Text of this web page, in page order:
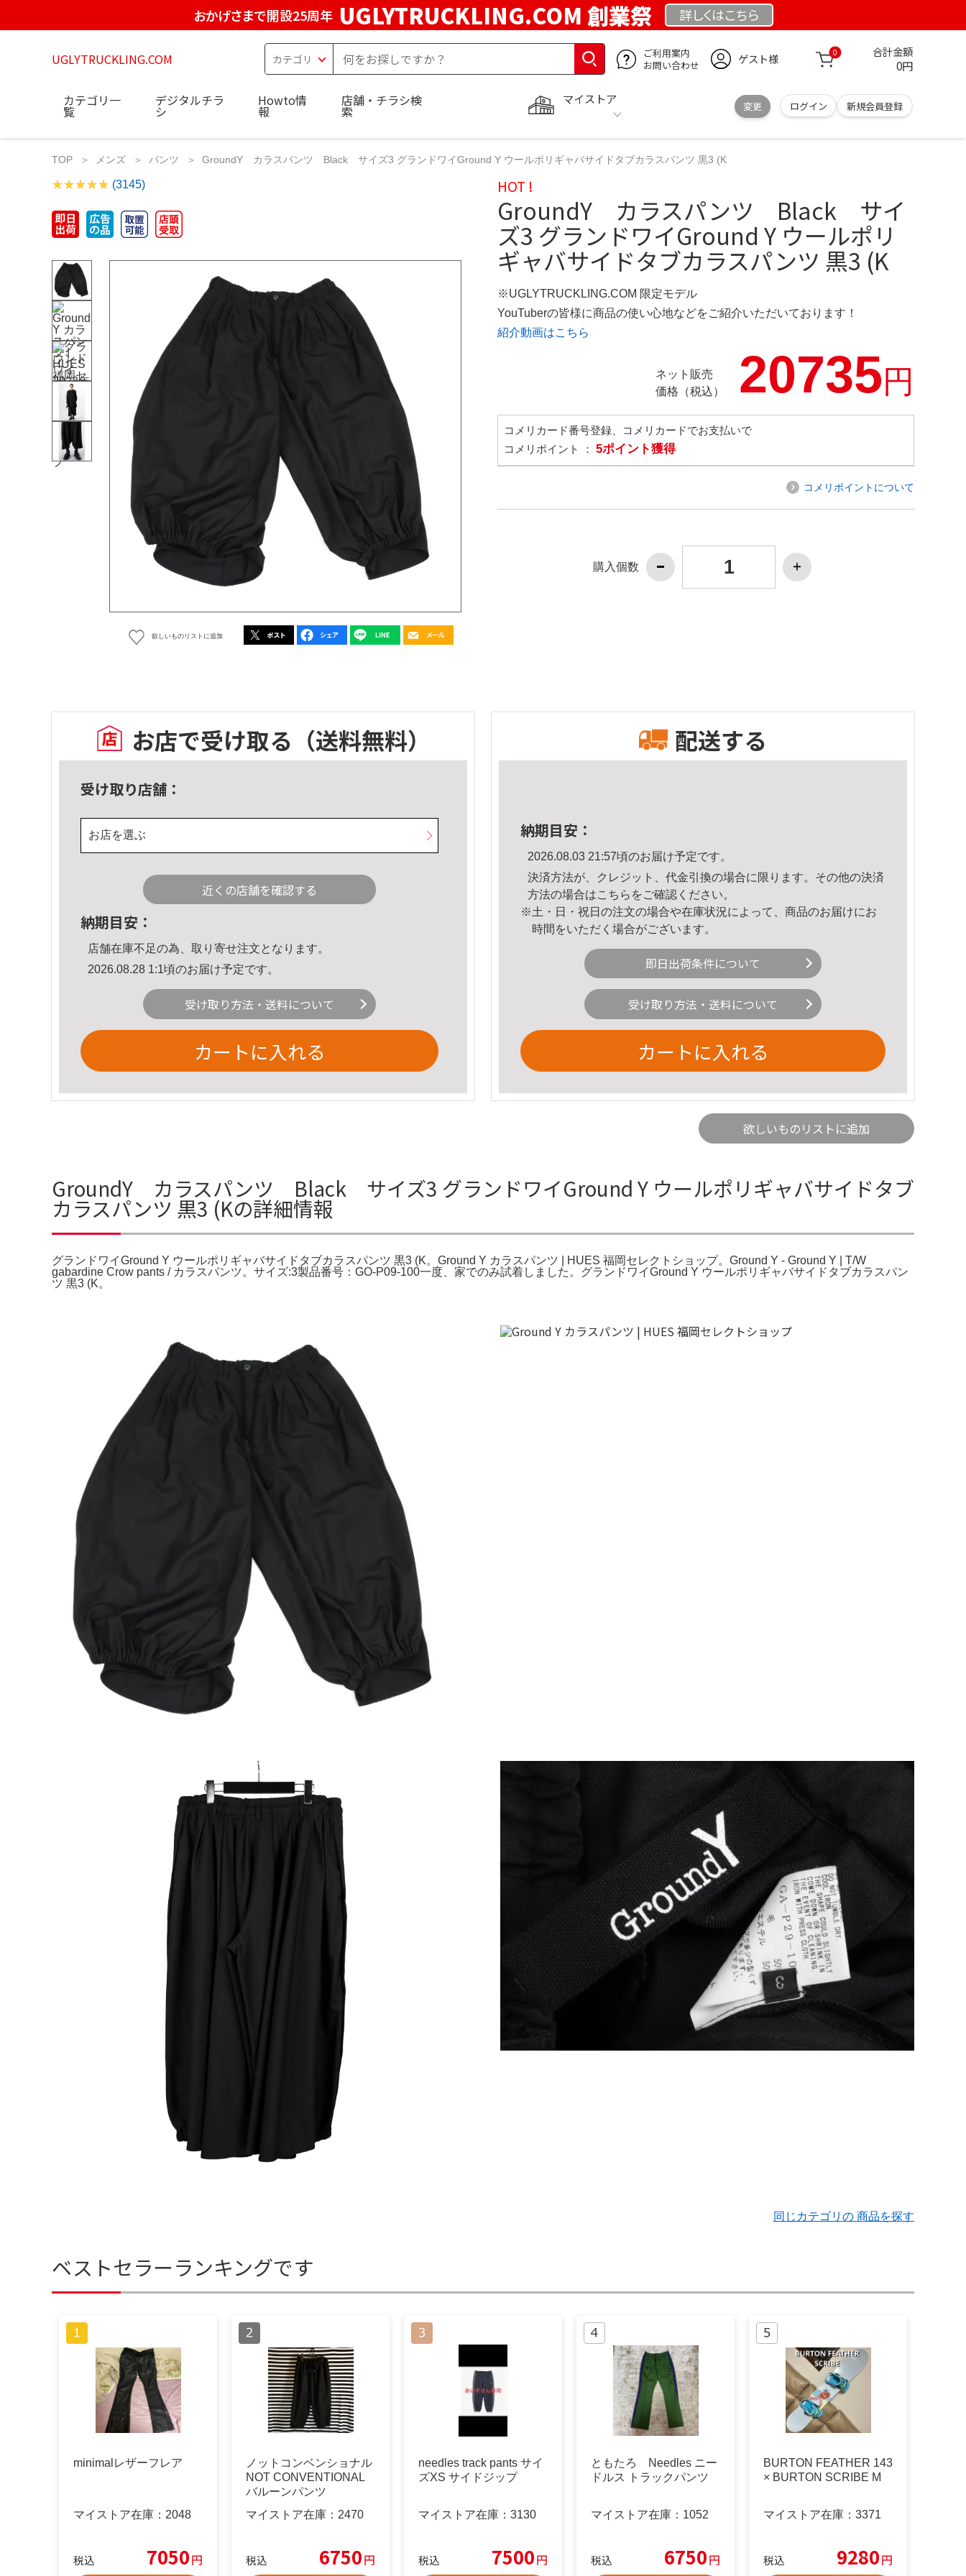
おかげさまで開設25周年 UGLYTRUCKLING.COM 創業祭 詳しくはこちら
UGLYTRUCKLING.COM
ご利用案内
お問い合わせ
ゲスト様 0 合計金額
0円
マイストア
変更 ログイン 新規会員登録
カテゴリ一
覧
デジタルチラ
シ
Howto情
報
店舗・チラシ検
索
TOP メンズ パンツ GroundY カラスパンツ Black サイズ3 グランドワイGround Y ウールポリギャバサイドタブカラスパンツ 黒3 (K
(3145)
欲しいものリストに追加
HOT !
GroundY カラスパンツ Black サイ
ズ3 グランドワイGround Y ウールポリ
ギャバサイドタブカラスパンツ 黒3 (K
※UGLYTRUCKLING.COM 限定モデル
YouTuberの皆様に商品の使い心地などをご紹介いただいております！
紹介動画はこちら
ネット販売
価格（税込）
20735円
コメリカード番号登録、コメリカードでお支払いで
コメリポイント ： 5ポイント獲得
コメリポイントについて
購入個数
お店で受け取る （送料無料）
受け取り店舗：
お店を選ぶ
近くの店舗を確認する
納期目安：
店舗在庫不足の為、取り寄せ注文となります。
2026.08.28 1:1頃のお届け予定です。
受け取り方法・送料について
カートに入れる
配送する
納期目安：
2026.08.03 21:57頃のお届け予定です。
決済方法が、クレジット、代金引換の場合に限ります。その他の決済
方法の場合はこちら をご確認ください。
※土・日・祝日の注文の場合や在庫状況によって、商品のお届けにお
時間をいただく場合がございます。
即日出荷条件について
受け取り方法・送料について
カートに入れる
欲しいものリストに追加
GroundY カラスパンツ Black サイズ3 グランドワイGround Y ウールポリギャバサイドタブ
カラスパンツ 黒3 (Kの詳細情報
グランドワイGround Y ウールポリギャバサイドタブカラスパンツ 黒3 (K。Ground Y カラスパンツ | HUES 福岡セレクトショップ。Ground Y - Ground Y | T/W
gabardine Crow pants / カラスパンツ。サイズ:3製品番号：GO-P09-100一度、家でのみ試着しました。グランドワイGround Y ウールポリギャバサイドタブカラスパン
ツ 黒3 (K。
同じカテゴリの 商品を探す
ベストセラーランキングです
minimalレザーフレア
マイストア在庫： 2048
税込 7050円
ノットコンベンショナル
NOT CONVENTIONAL
バルーンパンツ
マイストア在庫： 2470
税込 6750円
needles track pants サイ
ズXS サイドジップ
マイストア在庫： 3130
税込 7500円
ともたろ Needles ニー
ドルス トラックパンツ
マイストア在庫： 1052
税込 6750円
BURTON FEATHER 143
× BURTON SCRIBE M
マイストア在庫： 3371
税込 9280円